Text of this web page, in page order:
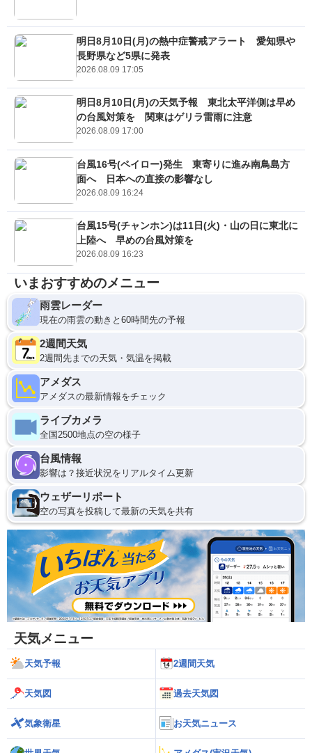
明日8月10日(月)の熱中症警戒アラート 愛知県や
長野県など5県に発表
2026.08.09 17:05
明日8月10日(月)の天気予報 東北太平洋側は早め
の台風対策を 関東はゲリラ雷雨に注意
2026.08.09 17:00
台風16号(ペイロー)発生 東寄りに進み南鳥島方
面へ 日本への直接の影響なし
2026.08.09 16:24
台風15号(チャンホン)は11日(火)・山の日に東北に
上陸へ 早めの台風対策を
2026.08.09 16:23
いまおすすめのメニュー
雨雲レーダー
現在の雨雲の動きと60時間先の予報
2週間天気
2週間先までの天気・気温を掲載
アメダス
アメダスの最新情報をチェック
ライブカメラ
全国2500地点の空の様子
台風情報
影響は？接近状況をリアルタイム更新
ウェザーリポート
空の写真を投稿して最新の天気を共有
天気メニュー
天気予報 2週間天気
天気図 過去天気図
気象衛星 お天気ニュース